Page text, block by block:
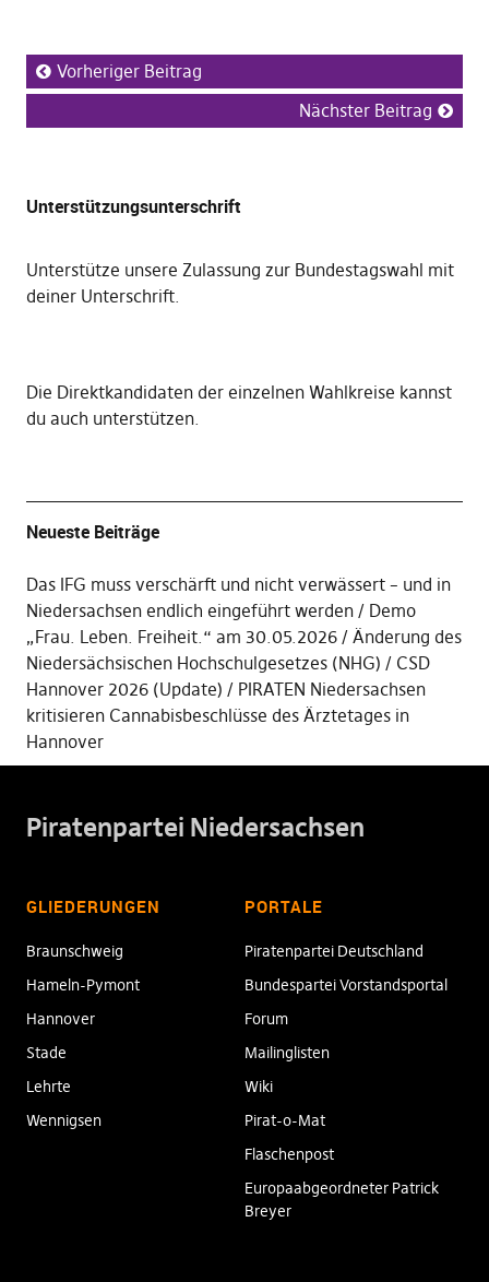
Vorheriger Beitrag
Nächster Beitrag
Unterstützungsunterschrift
Unterstütze unsere Zulassung zur Bundestagswahl mit
deiner Unterschrift.
Die Direktkandidaten der einzelnen Wahlkreise kannst
du auch unterstützen.
Neueste Beiträge
Das IFG muss verschärft und nicht verwässert – und in
Niedersachsen endlich eingeführt werden
Demo
„Frau. Leben. Freiheit.“ am 30.05.2026
Änderung des
Niedersächsischen Hochschulgesetzes (NHG)
CSD
Hannover 2026 (Update)
PIRATEN Niedersachsen
kritisieren Cannabisbeschlüsse des Ärztetages in
Hannover
Piratenpartei Niedersachsen
GLIEDERUNGEN
Braunschweig
Hameln-Pymont
Hannover
Stade
Lehrte
Wennigsen
PORTALE
Piratenpartei Deutschland
Bundespartei Vorstandsportal
Forum
Mailinglisten
Wiki
Pirat-o-Mat
Flaschenpost
Europaabgeordneter Patrick
Breyer